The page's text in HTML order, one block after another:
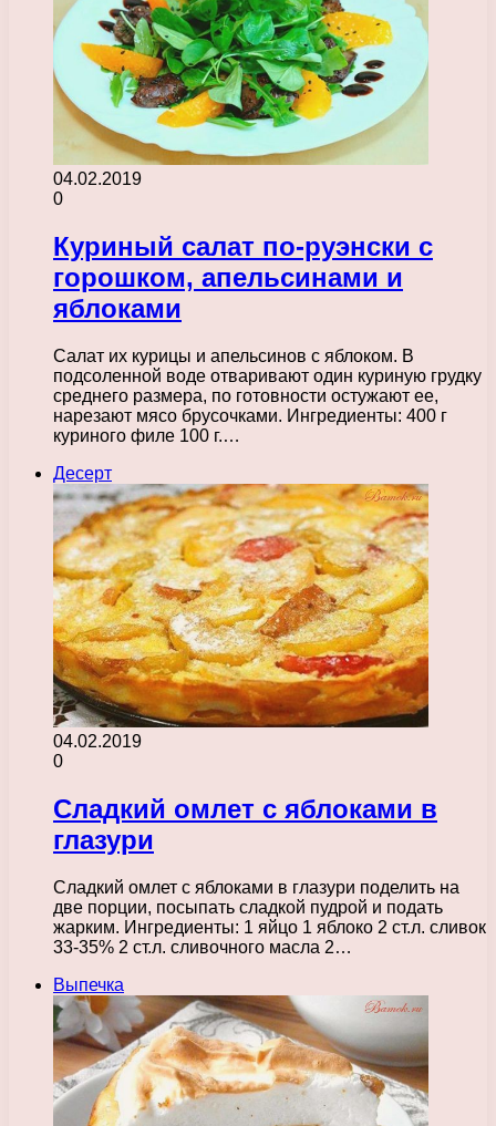
04.02.2019
0
Куриный салат по-руэнски с
горошком, апельсинами и
яблоками
Салат их курицы и апельсинов с яблоком. В
подсоленной воде отваривают один куриную грудку
среднего размера, по готовности остужают ее,
нарезают мясо брусочками. Ингредиенты: 400 г
куриного филе 100 г.…
Десерт
04.02.2019
0
Сладкий омлет с яблоками в
глазури
Сладкий омлет с яблоками в глазури поделить на
две порции, посыпать сладкой пудрой и подать
жарким. Ингредиенты: 1 яйцо 1 яблоко 2 ст.л. сливок
33-35% 2 ст.л. сливочного масла 2…
Выпечка